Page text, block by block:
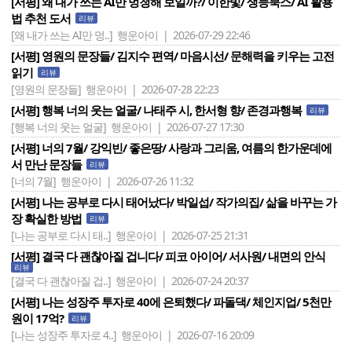
법 추천 도서
리뷰
[왜 내가 쓰는 AI만 멍..] 행운아이 | 2026-07-29 22:46
[서평] 영원의 문장들/ 김지수 편역/ 마음시선/ 문해력을 키우는 고전
읽기
리뷰
[영원의 문장들] 행운아이 | 2026-07-28 22:23
[서평] 행복 너의 웃는 얼굴/ 나태주 시, 한서형 향/ 존경과행복 리뷰
[행복 너의 웃는 얼굴] 행운아이 | 2026-07-27 17:30
[서평] 너의 7월/ 강익빈/ 좋은땅/ 사랑과 그리움, 여름의 한가운데에
서 만난 문장들
리뷰
[너의 7월] 행운아이 | 2026-07-26 11:32
[서평] 나는 공부로 다시 태어났다/ 박일섭/ 작가의집/ 삶을 바꾸는 가
장 확실한 방법
리뷰
[나는 공부로 다시 태..] 행운아이 | 2026-07-25 21:31
[서평] 결국 다 괜찮아질 겁니다/ 피코 아이어/ 서사원/ 내면의 안식
리뷰
[결국 다 괜찮아질 겁..] 행운아이 | 2026-07-24 20:37
[서평] 나는 성장주 투자로 40에 은퇴했다/ 파돌댁/ 체인지업/ 5천만
원이 17억?
리뷰
[나는 성장주 투자로 4..] 행운아이 | 2026-07-16 20:09